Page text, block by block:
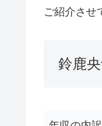
ご紹介させ
鈴鹿